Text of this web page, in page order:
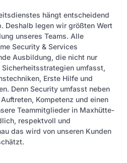
hängt entscheidend
Deshalb legen wir größten Wert
unseres Teams. Alle
Security & Services
Ausbildung, die nicht nur
umfasst,
Erste Hilfe und
Denn Security umfasst neben
Kompetenz und einen
Teammitglieder in Maxhütte-
respektvoll und
das wird von unseren Kunden